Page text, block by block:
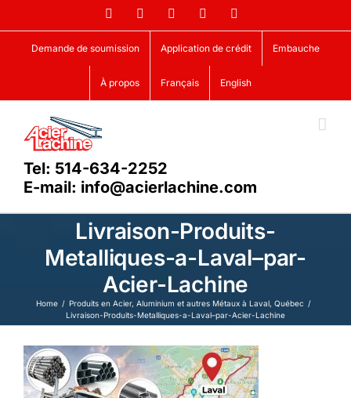
to
content
FacebookLinkedIn YouTube
Demande de soumission Application de crédit Embauche
À propos Français English
Tel: 514-634-2252
E-mail: info@acierlachine.com
Livraison-Produits-
Metalliques-a-Laval–par-
Acier-Lachine
Home
Produits en Acier, Aluminium et autres Métaux à Laval, Québec
Livraison-Produits-Metalliques-a-Laval–par-Acier-Lachine